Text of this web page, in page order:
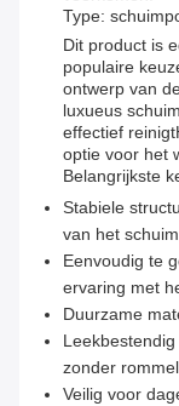
Type:
Dit product is
populaire
ontwerp van
luxueus
effectief
optie voor het
Belangrijkste
Stabiele
van het schuim
Eenvoudig te
ervaring met
Duurzame
zonder rommel
Veilig voor